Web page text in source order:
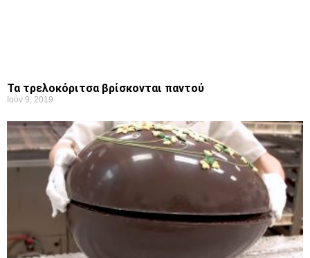
Τα τρελοκόριτσα βρίσκονται παντού
Ιούν 9, 2019